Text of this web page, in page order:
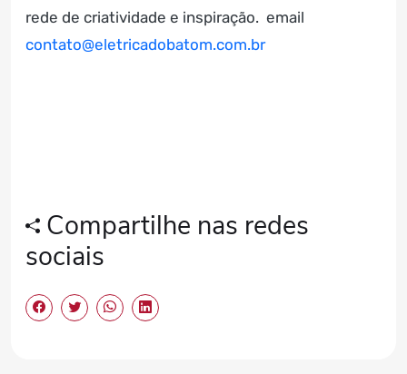
rede de criatividade e inspiração. email
contato@eletricadobatom.com.br
Compartilhe nas redes
sociais